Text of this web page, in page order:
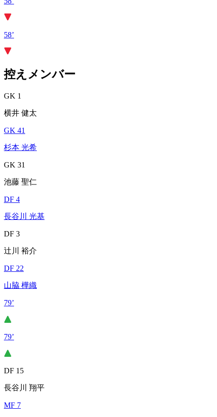
58’
控えメンバー
GK 1
横井 健太
GK 41
杉本 光希
GK 31
池藤 聖仁
DF 4
長谷川 光基
DF 3
辻川 裕介
DF 22
山脇 樺織
79’
79’
DF 15
長谷川 翔平
MF 7